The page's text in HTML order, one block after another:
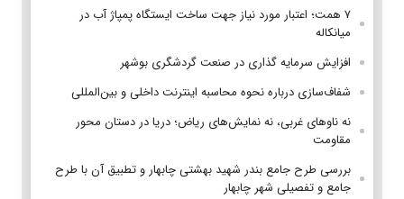
۷ همت؛ اعتبار مورد نیاز جهت ساخت ایستگاه پمپاژ آب در
میانکاله
افزایش سرمایه گذاری در صنعت گردشگری بوشهر
شفاف‌سازی درباره نحوه محاسبه اینترنت داخلی و بین‌المللی
نه ناوهای غربی، نه نمایش‌های ریاض؛ دریا در دستان محور
مقاومت
بررسی طرح جامع بندر شهید بهشتی چابهار و تطبیق آن با طرح
جامع و تفصیلی شهر چابهار